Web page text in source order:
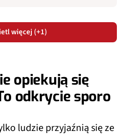
więcej (+1)
opiekują się
odkrycie sporo
ludzie przyjaźnią się ze